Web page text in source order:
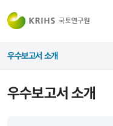
우수보고서 소개
우수보고서 소개